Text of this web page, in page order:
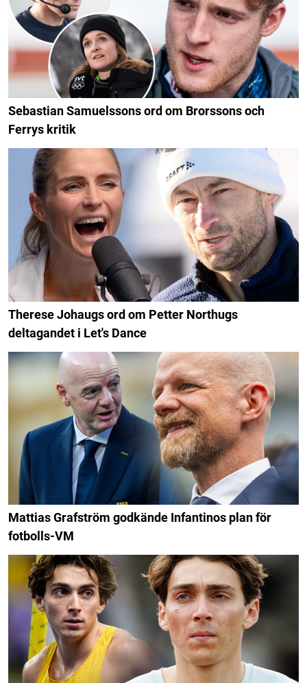
Sebastian Samuelssons ord om Brorssons och
Ferrys kritik
Therese Johaugs ord om Petter Northugs
deltagandet i Let's Dance
Mattias Grafström godkände Infantinos plan för
fotbolls-VM